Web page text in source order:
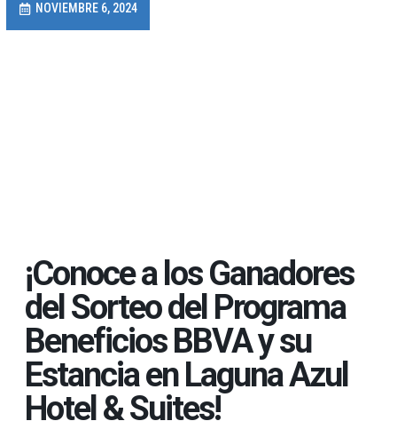
NOVIEMBRE 6, 2024
¡Conoce a los Ganadores
del Sorteo del Programa
Beneficios BBVA y su
Estancia en Laguna Azul
Hotel & Suites!